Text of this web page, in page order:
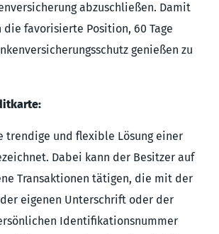
abzuschließen. Damit
die favorisierte Position, 60 Tage
genießen zu
trendige und flexible Lösung einer
Dabei kann der Besitzer auf
Transaktionen tätigen, die mit der
eigenen Unterschrift oder der
Identifikationsnummer